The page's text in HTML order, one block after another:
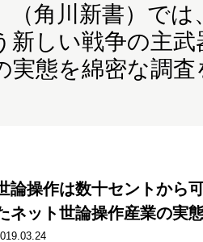
（角川新書）で
新しい戦争の主
実態を綿密な調
論操作は数十セントから
ネット世論操作産業の実